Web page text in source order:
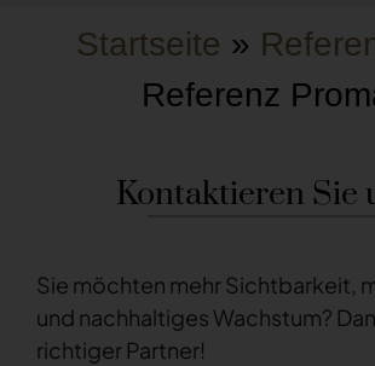
Startseite »
Referenz
Kontaktieren Sie
Sie möchten mehr Sichtbarkeit,
und nachhaltiges Wachstum?
richtiger Partner!